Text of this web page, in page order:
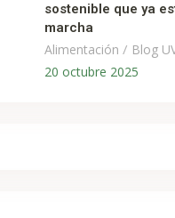
sostenible que ya
marcha
Alimentación / Blog
20 octubre 2025